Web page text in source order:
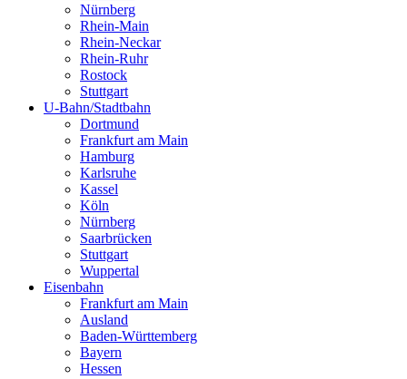
Nürnberg
Rhein-Main
Rhein-Neckar
Rhein-Ruhr
Rostock
Stuttgart
U-Bahn/Stadtbahn
Dortmund
Frankfurt am Main
Hamburg
Karlsruhe
Kassel
Köln
Nürnberg
Saarbrücken
Stuttgart
Wuppertal
Eisenbahn
Frankfurt am Main
Ausland
Baden-Württemberg
Bayern
Hessen